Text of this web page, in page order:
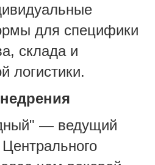
для специфики
склада и
логистики.
— ведущий